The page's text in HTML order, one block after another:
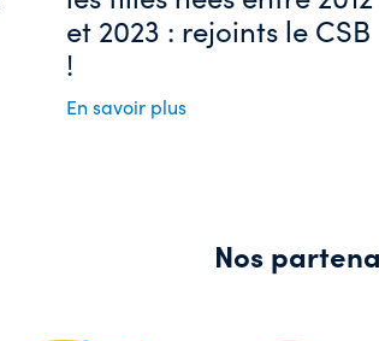
et 2023 : rejoints le CSB
!
En savoir plus
Nos